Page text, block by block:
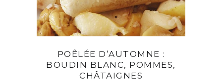
POÊLÉE D’AUTOMNE :
BOUDIN BLANC, POMMES,
CHÂTAIGNES